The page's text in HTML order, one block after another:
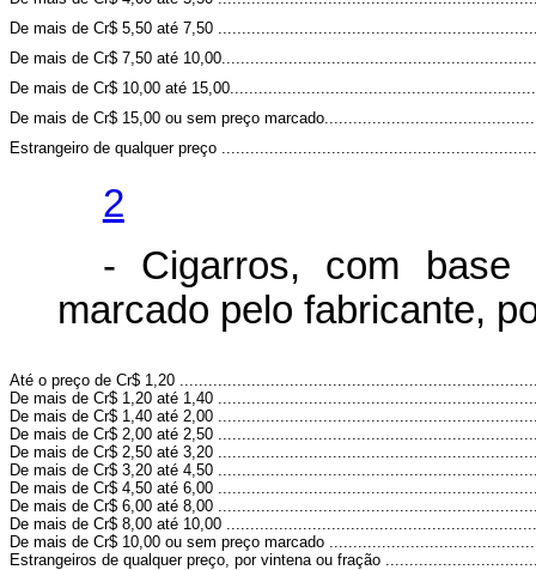
De mais de Cr$ 5,50 até 7,50
De mais de Cr$ 7,50 até
De mais de Cr$ 10,00 até
De mais de Cr$ 15,00 ou sem preço
Estrangeiro de qualquer preço
2
- Cigarros, com
marcado pelo fabricante,
Até o preço de Cr$ 1,20
De mais de Cr$ 1,20 até 1,40
De mais de Cr$ 1,40 até 2,00
De mais de Cr$ 2,00 até 2,50
De mais de Cr$ 2,50 até 3,20
De mais de Cr$ 3,20 até 4,50
De mais de Cr$ 4,50 até 6,00
De mais de Cr$ 6,00 até 8,00
De mais de Cr$ 8,00 até 10,00
De mais de Cr$ 10,00 ou sem preço marcado
Estrangeiros de qualquer preço, por vintena ou fração